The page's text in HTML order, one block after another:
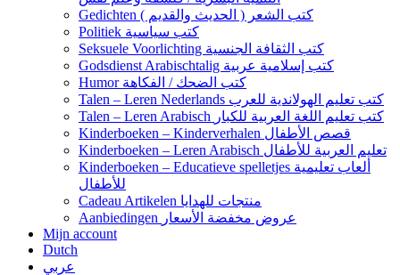
Gedichten كتب الشعر ( الحديث والقديم )
Politiek كتب سياسية
Seksuele Voorlichting كتب الثقافة الجنسية
Godsdienst Arabischtalig كتب إسلامية عربية
Humor كتب الضحك / الفكاهة
Talen – Leren Nederlands كتب تعليم الهولاندية للعرب
Talen – Leren Arabisch كتب تعليم اللغة العربية للكبار
Kinderboeken – Kinderverhalen قصص الأطفال
Kinderboeken – Leren Arabisch تعليم العربية للأطفال
Kinderboeken – Educatieve spelletjes ألعاب تعليمية
للأطفال
Cadeau Artikelen منتجات للهدايا
Aanbiedingen عروض مخفضة الأسعار
Mijn account
Dutch
عربي